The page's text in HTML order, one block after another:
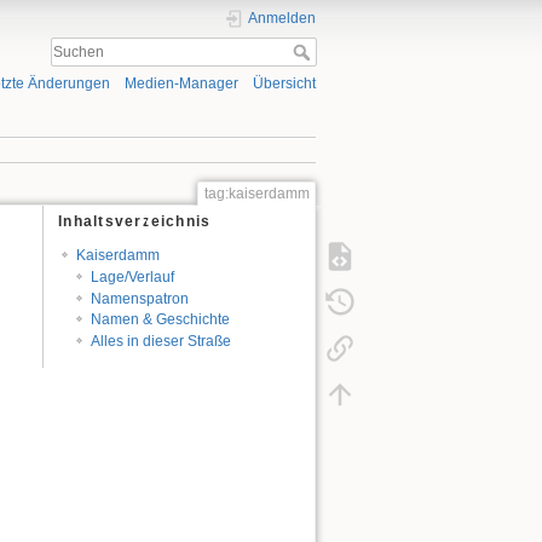
Anmelden
Änderungen Medien-Manager Übersicht
tag:kaiserdamm
Inhaltsverzeichnis
Kaiserdamm
Lage/Verlauf
Namenspatron
Namen & Geschichte
Alles in dieser Straße